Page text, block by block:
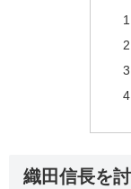
織田信長を